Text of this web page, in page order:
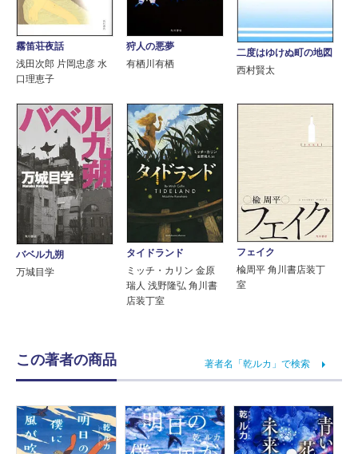
霧笛荘夜話
浅田次郎 片岡忠彦 水
口理恵子
狩人の悪夢
有栖川有栖
二度はゆけぬ町の地図
西村賢太
バベル九朔
万城目学
タイドランド
ミッチ・カリン 金原
瑞人 浅野隆弘 角川書
店装丁室
フェイク
楡周平 角川書店装丁
室
この著者の商品 著者名「乾ルカ」で検索